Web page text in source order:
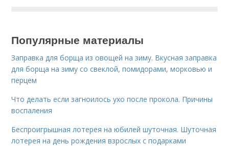
Популярные материалы
Заправка для борща из овощей на зиму. Вкусная заправка
для борща на зиму со свеклой, помидорами, морковью и
перцем
Что делать если загноилось ухо после прокола. Причины
воспаления
Беспроигрышная лотерея на юбилей шуточная. Шуточная
лотерея на день рождения взрослых с подарками